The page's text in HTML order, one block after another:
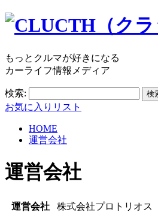
もっとクルマが好きになる
カーライフ情報メディア
検索:
お気に入りリスト
HOME
運営会社
運営会社
運営会社
株式会社プロトリオス